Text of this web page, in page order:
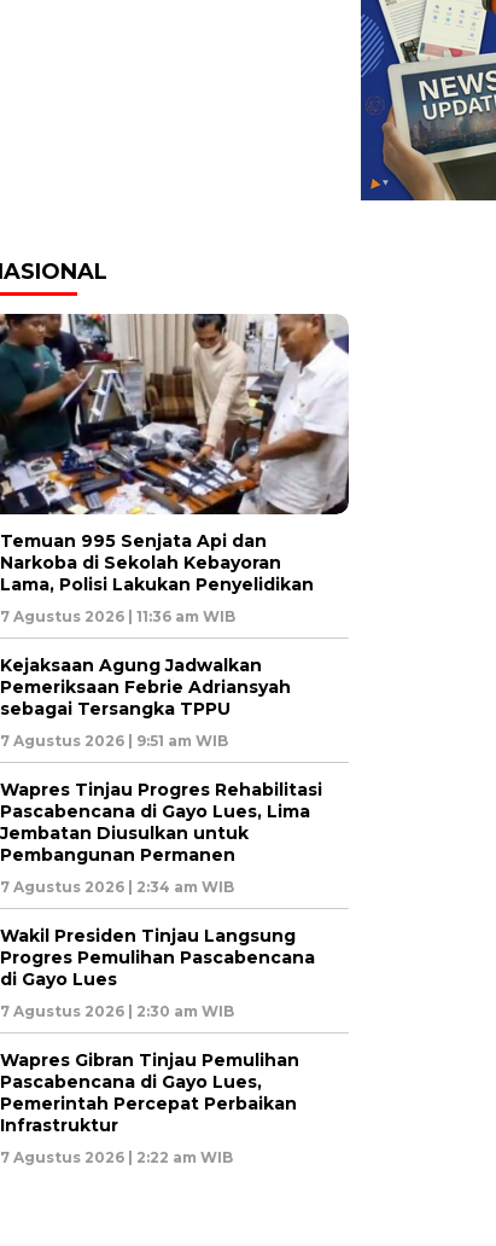
Temuan 995 Senjata Api dan
Narkoba di Sekolah Kebayoran
Lama, Polisi Lakukan Penyelidikan
7 Agustus 2026 | 11:36 am WIB
Kejaksaan Agung Jadwalkan
Pemeriksaan Febrie Adriansyah
sebagai Tersangka TPPU
7 Agustus 2026 | 9:51 am WIB
Wapres Tinjau Progres Rehabilitasi
Pascabencana di Gayo Lues, Lima
Jembatan Diusulkan untuk
Pembangunan Permanen
7 Agustus 2026 | 2:34 am WIB
Wakil Presiden Tinjau Langsung
Progres Pemulihan Pascabencana
di Gayo Lues
7 Agustus 2026 | 2:30 am WIB
Wapres Gibran Tinjau Pemulihan
Pascabencana di Gayo Lues,
Pemerintah Percepat Perbaikan
Infrastruktur
7 Agustus 2026 | 2:22 am WIB